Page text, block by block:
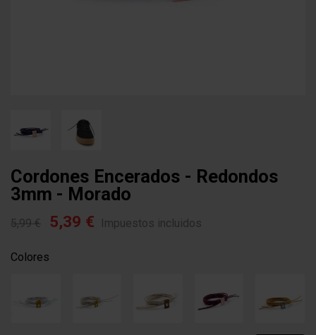
Cordones Encerados - Redondos
3mm - Morado
5,99 € 5,39 € Impuestos incluidos
Colores